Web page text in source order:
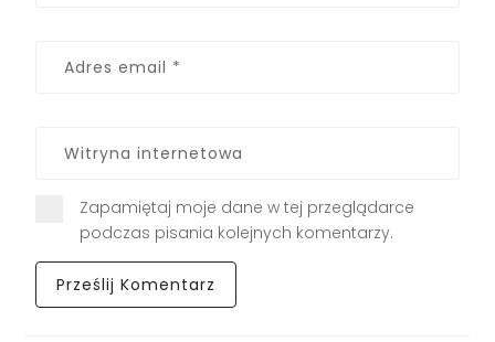
Zapamiętaj moje dane w tej przeglądarce
podczas pisania kolejnych komentarzy.